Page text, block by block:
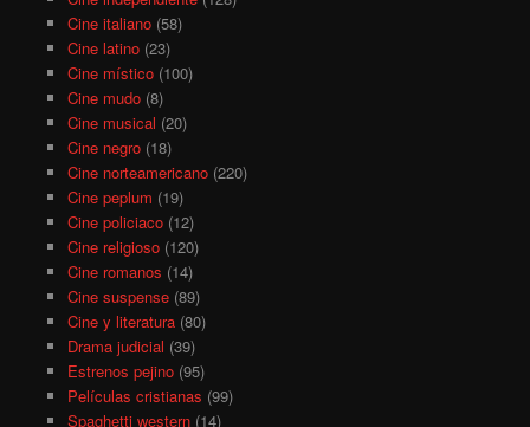
Cine italiano(58)
Cine latino(23)
Cine místico(100)
Cine mudo(8)
Cine musical (20)
Cine negro(18)
Cine norteamericano(220)
Cine peplum (19)
Cine policiaco(12)
Cine religioso(120)
Cine romanos (14)
Cine suspense(89)
Cine y literatura(80)
Drama judicial (39)
Estrenos pejino(95)
Películas cristianas (99)
Spaghetti western(14)